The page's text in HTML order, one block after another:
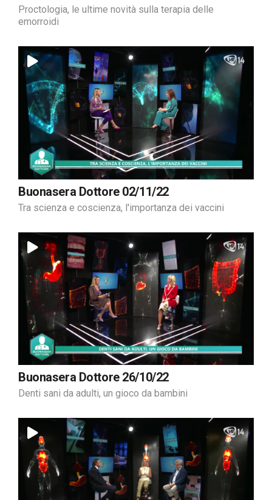
Proctologia, le ultime novità sulla terapia delle
emorroidi
Buonasera Dottore 02/11/22
Tra scienza e coscienza, l'importanza dei vaccini
Buonasera Dottore 26/10/22
Denti sani da adulti, un gioco da bambini